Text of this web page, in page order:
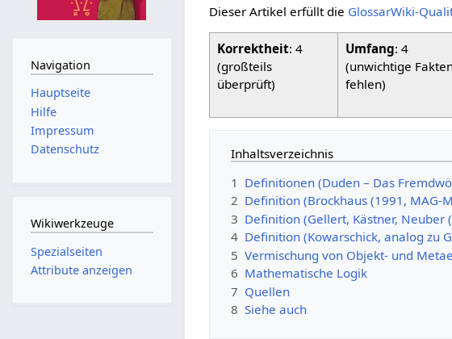
Dieser Artikel erfüllt die GlossarWiki-
Korrektheit: 4
(großteils
überprüft)
Umfang: 4
(unwichtige
fehlen)
Inhaltsverzeichnis
1 Definitionen (Duden – Das
2 Definition (Brockhaus (1991, MAG-
3 Definition (Gellert, Kästner, Neuber
4 Definition (Kowarschick, analog zu
5 Vermischung von Objekt- und
6 Mathematische Logik
7 Quellen
8 Siehe auch
Navigation
Hauptseite
Hilfe
Impressum
Datenschutz
Wikiwerkzeuge
Spezialseiten
Attribute anzeigen